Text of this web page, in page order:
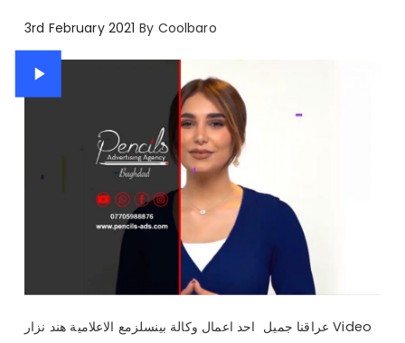
3rd February 2021 By Coolbaro
عراقنا جميل احد اعمال وكالة بينسلزمع الاعلامية هند نزار Video